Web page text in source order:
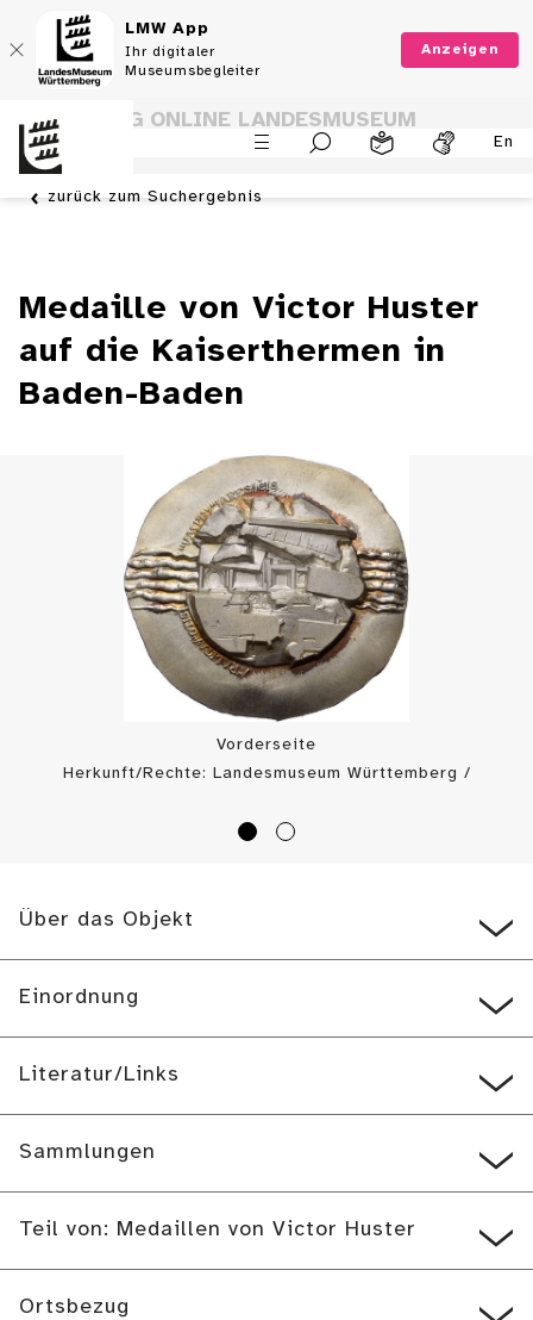
LMW App
Ihr digitaler
Museumsbegleiter
Anzeigen
En
SAMMLUNG ONLINE LANDESMUSEUM
WÜRTTEMBERG
zurück zum Suchergebnis
Medaille von Victor Huster
auf die Kaiserthermen in
Baden-Baden
Vorderseite
Herkunft/Rechte: Landesmuseum Württemberg /
Über das Objekt
Einordnung
Literatur/Links
Sammlungen
Teil von: Medaillen von Victor Huster
Ortsbezug